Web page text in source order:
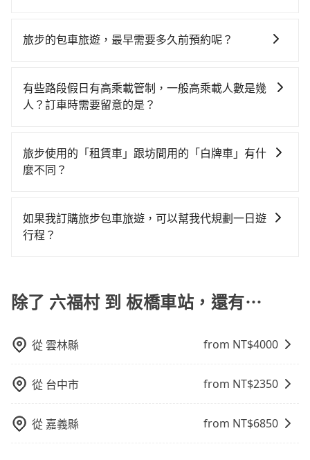
換句話說，臨時要叫小黃的難度是雙北大城市的80倍。
車，不僅每人至少額外負擔50元車資，而且更會額外浪
費44分鐘在轉乘與等車上，現在還不馬上來預約
能的罰單都需自付。再者，和運的iRent只提供最基本的
或九人座可供選擇，而且無人租車最令人詬病的就是車
況，打開車門才發現仍有上一組乘客遺留的垃圾或者撞
用戶卻遲遲尚未歸還，又或者要還車時卻偏偏找不到停
車位，對於急著用車或者要載其他乘客的人來說就有不
上下車地點仍有段距離，在遇到下雨天或者載行李時，
就顯得非常不便。
密度為雙北的1.3%，也就是說要臨時叫到小黃的難度是
計程車的費用就貴了，如選擇tripool的九人座，可用約
8折預約一台專車服務。
需要連續兩天的包車服務，可以在官網上分開預定兩天
旅步的包車旅遊，最早需要多久前預約呢？
提供早鳥優惠，您越早預訂就能享有更優惠的價格。所
以不妨趁早訂購，享受更划算的價格。
有些路段假日有高乘載管制，一般高乘載人數是幾
人？訂車時需要留意的是？
道路安全，政府會實施高乘載管制，限制只有符合以下
四種車輛可以通行：(一) 乘載3人(含駕駛和小孩)以上的
行證之小型車。如果您的出行路線會經過高乘載管制時
段和路段，建議最好配合至少兩名以上乘客。
旅步使用的「租賃車」跟坊間用的「白牌車」有什
麼不同？
字的「R」開頭，受車隊嚴格管理及審核後才可入隊，成
為旅步貴賓服務用車。與一些私家車充當營業用車違法
如果我訂購旅步包車旅遊，可以幫我代規劃一日遊
行程？
除了 六福村 到 板橋車站，還有⋯
從雲林縣 from NT$4000
從 台中市 from NT$2350
從 嘉義縣 from NT$6850